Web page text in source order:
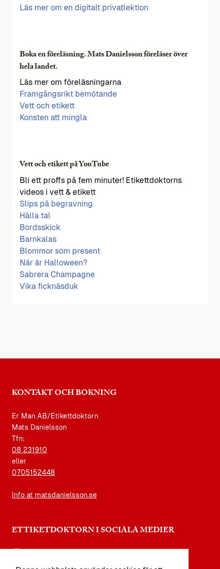
Läs mer om en digitalt privatlektion
Boka en föreläsning. Mats Danielsson föreläser över
hela landet.
Läs mer om föreläsningarna
Framgångsrikt bemötande
Vett och etikett
Konsten att mingla
Vett och etikett på YouTube
Bli ett proffs på fem minuter! Etikettdoktorns
videos i vett & etikett
Slips på begravning
Hålla tal
Bordsskick
Barnkalas
Blommor som present
När är Halloween?
Sabrera Champagne
Vika ficknäsduk
KONTAKT OCH BOKNING
Er Man AB/Etikettdoktorn
Mats Danielsson
Tfn:
08 231910
eller
0705152448
Info at matsdanielsson.se
ETTIKETDOKTORN I SOCIALA MEDIER